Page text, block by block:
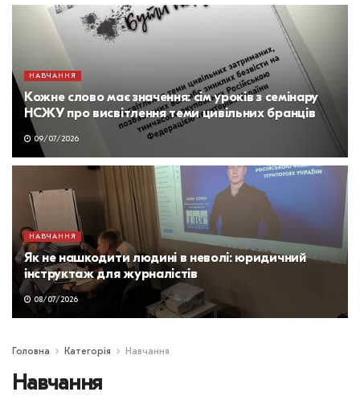
НАВЧАННЯ
Кожне слово має значення: сім уроків з семінару
НСЖУ про висвітлення теми цивільних бранців
09/07/2026
НАВЧАННЯ
Як не нашкодити людині в неволі: юридичний
інструктаж для журналістів
08/07/2026
Головна Категорія Навчання
Навчання